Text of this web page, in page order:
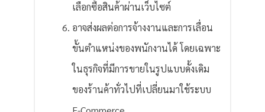
เลือกซื้อสินค้าผ่านเว็บไซต์
อาจส่งผลต่อการจ้างงานและการเลื่อน
ขั้นตำแหน่งของพนักงานได้ โดยเฉพาะ
ในธุรกิจที่มีการขายในรูปแบบดั้งเดิม
ของร้านค้าทั่วไปที่เปลี่ยนมาใช้ระบบ